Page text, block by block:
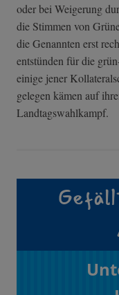
oder bei Weigerung
die Stimmen von
die Genannten erst
entstünden für die
einige jener
gelegen kämen auf
Landtagswahlkampf.